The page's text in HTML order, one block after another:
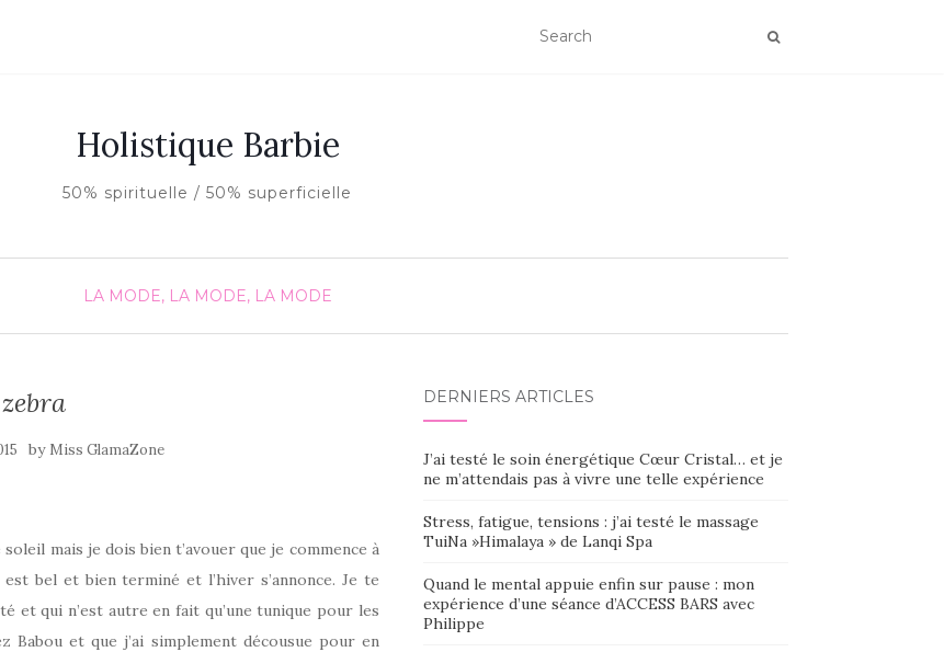
Holistique Barbie
50% spirituelle / 50% superficielle
LA MODE, LA MODE, LA MODE
by Miss GlamaZone
mais je dois bien t’avouer que je commence à
bel et bien terminé et l’hiver s’annonce. Je te
et qui n’est autre en fait qu’une tunique pour les
Babou et que j’ai simplement décousue pour en
DERNIERS ARTICLES
J’ai testé le soin énergétique Cœur Cristal… et je
ne m’attendais pas à vivre une telle expérience
Stress, fatigue, tensions : j’ai testé le massage
TuiNa »Himalaya » de Lanqi Spa
Quand le mental appuie enfin sur pause : mon
expérience d’une séance d’ACCESS BARS avec
Philippe